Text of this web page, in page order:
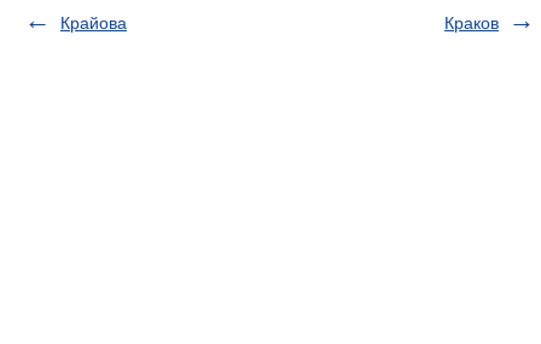
Крайова
Краков